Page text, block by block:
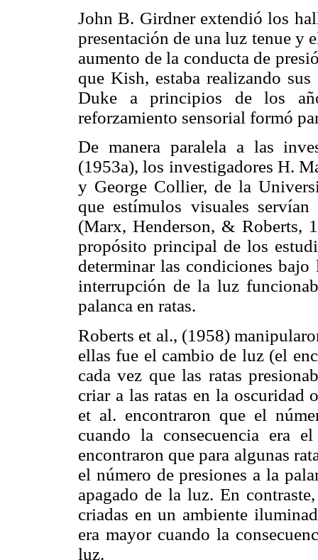
John B. Girdner extendió los
presentación de una luz tenue y
aumento de la conducta de
que Kish, estaba realizando
Duke a principios de los
reforzamiento sensorial formó
De manera paralela a las
(1953a), los investigadores H.
y George Collier, de la
que estímulos visuales
(Marx, Henderson, & Roberts,
propósito principal de los
determinar las condiciones
interrupción de la luz
palanca en ratas.
Roberts et al., (1958)
ellas fue el cambio de luz (el
cada vez que las ratas
criar a las ratas en la oscuridad
et al. encontraron que el
cuando la consecuencia era
encontraron que para algunas
el número de presiones a la
apagado de la luz. En
criadas en un ambiente
era mayor cuando la
luz.